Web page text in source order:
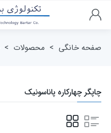
صفحه خانگی > محصولات >
چاپگر چهارکاره پاناسونیک